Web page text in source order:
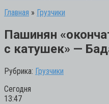
Главная » Грузчики
Пашинян
с катушек» —
Рубрика: Грузчики
Сегодня
13:47